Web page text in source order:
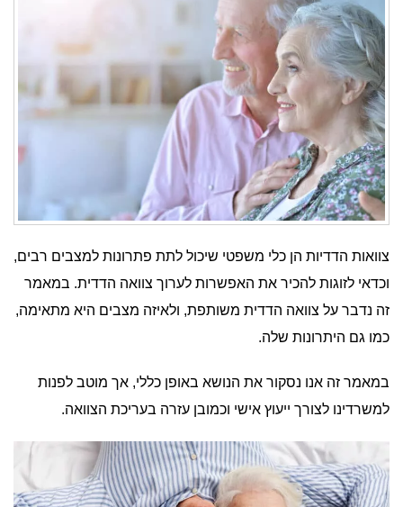
צוואות הדדיות הן כלי משפטי שיכול לתת פתרונות למצבים רבים,
וכדאי לזוגות להכיר את האפשרות לערוך צוואה הדדית. במאמר
זה נדבר על צוואה הדדית משותפת, ולאיזה מצבים היא מתאימה,
כמו גם היתרונות שלה.
במאמר זה אנו נסקור את הנושא באופן כללי, אך מוטב לפנות
למשרדינו לצורך ייעוץ אישי וכמובן עזרה בעריכת הצוואה.